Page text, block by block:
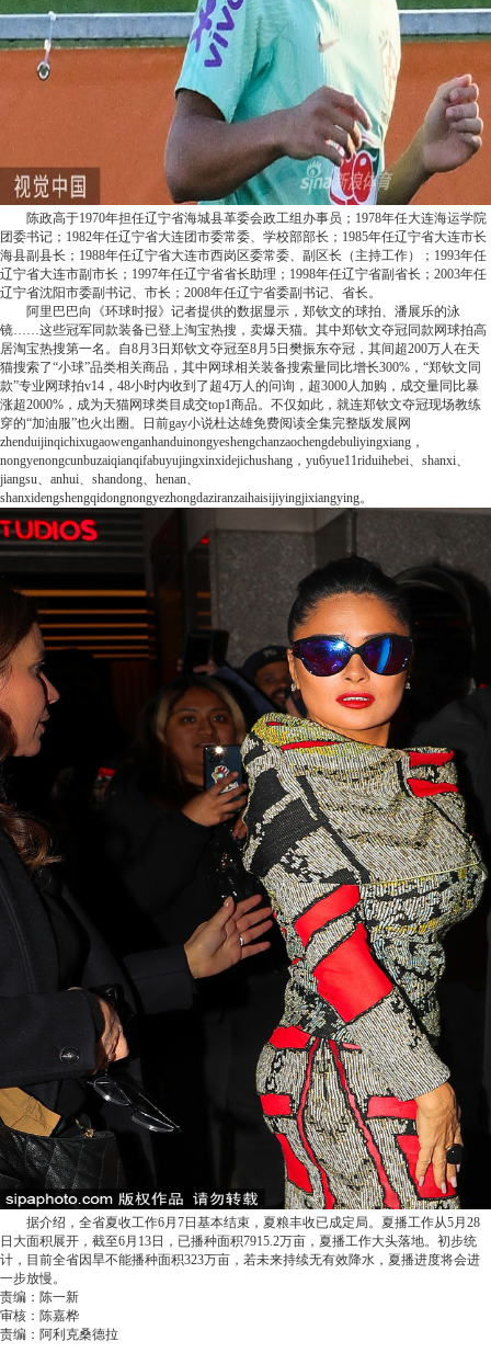
陈政高于1970年担任辽宁省海城县革委会政工组办事员；1978年任大连海运学院
团委书记；1982年任辽宁省大连团市委常委、学校部部长；1985年任辽宁省大连市长
海县副县长；1988年任辽宁省大连市西岗区委常委、副区长（主持工作）；1993年任
辽宁省大连市副市长；1997年任辽宁省省长助理；1998年任辽宁省副省长；2003年任
辽宁省沈阳市委副书记、市长；2008年任辽宁省委副书记、省长。
阿里巴巴向《环球时报》记者提供的数据显示，郑钦文的球拍、潘展乐的泳
镜……这些冠军同款装备已登上淘宝热搜，卖爆天猫。其中郑钦文夺冠同款网球拍高
居淘宝热搜第一名。自8月3日郑钦文夺冠至8月5日樊振东夺冠，其间超200万人在天
猫搜索了“小球”品类相关商品，其中网球相关装备搜索量同比增长300%，“郑钦文同
款”专业网球拍v14，48小时内收到了超4万人的问询，超3000人加购，成交量同比暴
涨超2000%，成为天猫网球类目成交top1商品。不仅如此，就连郑钦文夺冠现场教练
穿的“加油服”也火出圈。
日前gay小说杜达雄免费阅读全集完整版发展网
zhenduijinqichixugaowenganhanduinongyeshengchanzaochengdebuliyingxiang，
nongyenongcunbuzaiqianqifabuyujingxinxidejichushang，yu6yue11riduihebei、shanxi、
jiangsu、anhui、shandong、henan、
shanxidengshengqidongnongyezhongdaziranzaihaisijiyingjixiangying。
据介绍，全省夏收工作6月7日基本结束，夏粮丰收已成定局。夏播工作从5月28
日大面积展开，截至6月13日，已播种面积7915.2万亩，夏播工作大头落地。初步统
计，目前全省因旱不能播种面积323万亩，若未来持续无有效降水，夏播进度将会进
一步放慢。
责编：陈一新
审核：陈嘉桦
责编：阿利克桑德拉